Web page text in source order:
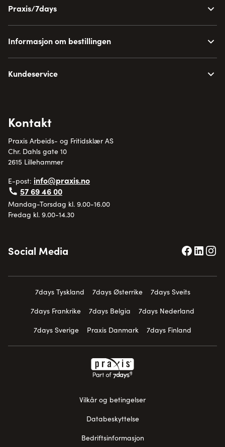
Praxis/7days
Informasjon om bestillingen
Kundeservice
Kontakt
Praxis Arbeids- og Fritidsklær AS
Chr. Dahls gate 10
2615 Lillehammer
E-post: info@praxis.no
57 69 46 00
Mandag-Torsdag kl. 9.00-16.00
Fredag kl. 9.00-14.30
Social Media
7days Tyskland 7days Østerrike
7days Sveits
7days Frankrike
7days Belgia
7days Nederland
7days Sverige
Praxis Danmark 7days Finland
Vilkår og betingelser
Databeskyttelse
Bedriftsinformasjon